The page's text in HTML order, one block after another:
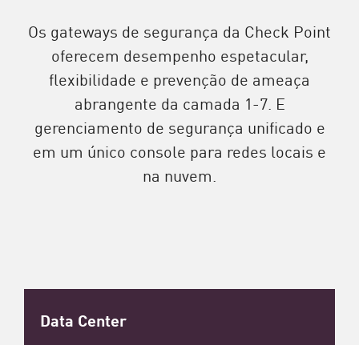
Os gateways de segurança da Check Point
oferecem desempenho espetacular,
flexibilidade e prevenção de ameaça
abrangente da camada 1-7. E
gerenciamento de segurança unificado e
em um único console para redes locais e
na nuvem.
Data Center